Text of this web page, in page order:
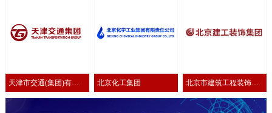
天津市交通(集团)有限
公司
北京化工集团 北京市建筑工程装饰集
团有限公司